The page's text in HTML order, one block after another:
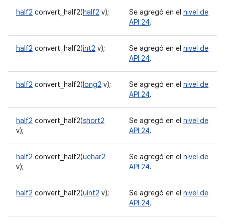
half2 convert_half2(half2 v); Se agregó en el nivel de
API 24.
half2 convert_half2(int2 v); Se agregó en el nivel de
API 24.
half2 convert_half2(long2 v); Se agregó en el nivel de
API 24.
half2 convert_half2(short2
v);
Se agregó en el nivel de
API 24.
half2 convert_half2(uchar2
v);
Se agregó en el nivel de
API 24.
half2 convert_half2(uint2 v); Se agregó en el nivel de
API 24.